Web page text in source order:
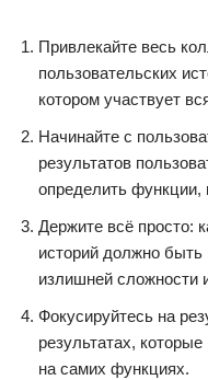
Привлекайте весь
пользовательских
котором участвует
Начинайте с
результатов
определить
Держите всё просто:
историй должно
излишней сложности
Фокусируйтесь на
результатах,
на самих функциях.